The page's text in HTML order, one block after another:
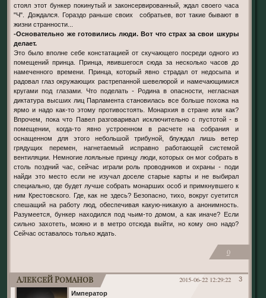
стоял этот бункер покинутый и законсервированный, ждал своего часа
"Ч". Дождался. Гораздо раньше своих собратьев, вот такие бывают в
жизни странности...
-Основательно же готовились люди. Вот что страх за свои шкуры
делает.
Это было вполне себе констатацией от скучающего посреди одного из
помещений принца. Принца, явившегося сюда за несколько часов до
намеченного времени. Принца, который явно страдал от недосыпа и
радовал глаз окружающих растрепанной шевелюрой и намечающимися
кругами под глазами. Что поделать - Родина в опасности, негласная
диктатура высших лиц Парламента становилась все больше похожа на
ярмо и надо как-то этому противостоять. Монархия в стране или как?
Впрочем, пока что Павел разговаривал исключительно с пустотой - в
помещении, когда-то явно устроенном в расчете на собрания и
оснащенном для этого небольшой трибуной, блуждал лишь ветер
грядущих перемен, нагнетаемый исправно работающей системой
вентиляции. Немногие лояльные принцу люди, которых он мог собрать в
столь поздний час, сейчас играли роль проводников и охраны - поди
найди это место если не изучал доселе старые карты и не выбирал
специально, где будет лучше собрать монарших особ и примкнувшего к
ним Крестовского. Где, как не здесь? Безопасно, тихо, вокруг суетится
спешащий на работу люд, обеспечивая какую-никакую а анонимность.
Разумеется, бункер находился под чьим-то домом, а как иначе? Если
сильно захотеть, можно и в метро отсюда выйти, но кому оно надо?
Сейчас оставалось только ждать.
0
3
2015-06-22 12:29:22
Алексей Романов
Император